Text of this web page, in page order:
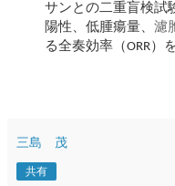
サンとの二重盲検試
陽性、低腫瘍量、 濾
る全奏効率（ORR）
三島 茂
共有